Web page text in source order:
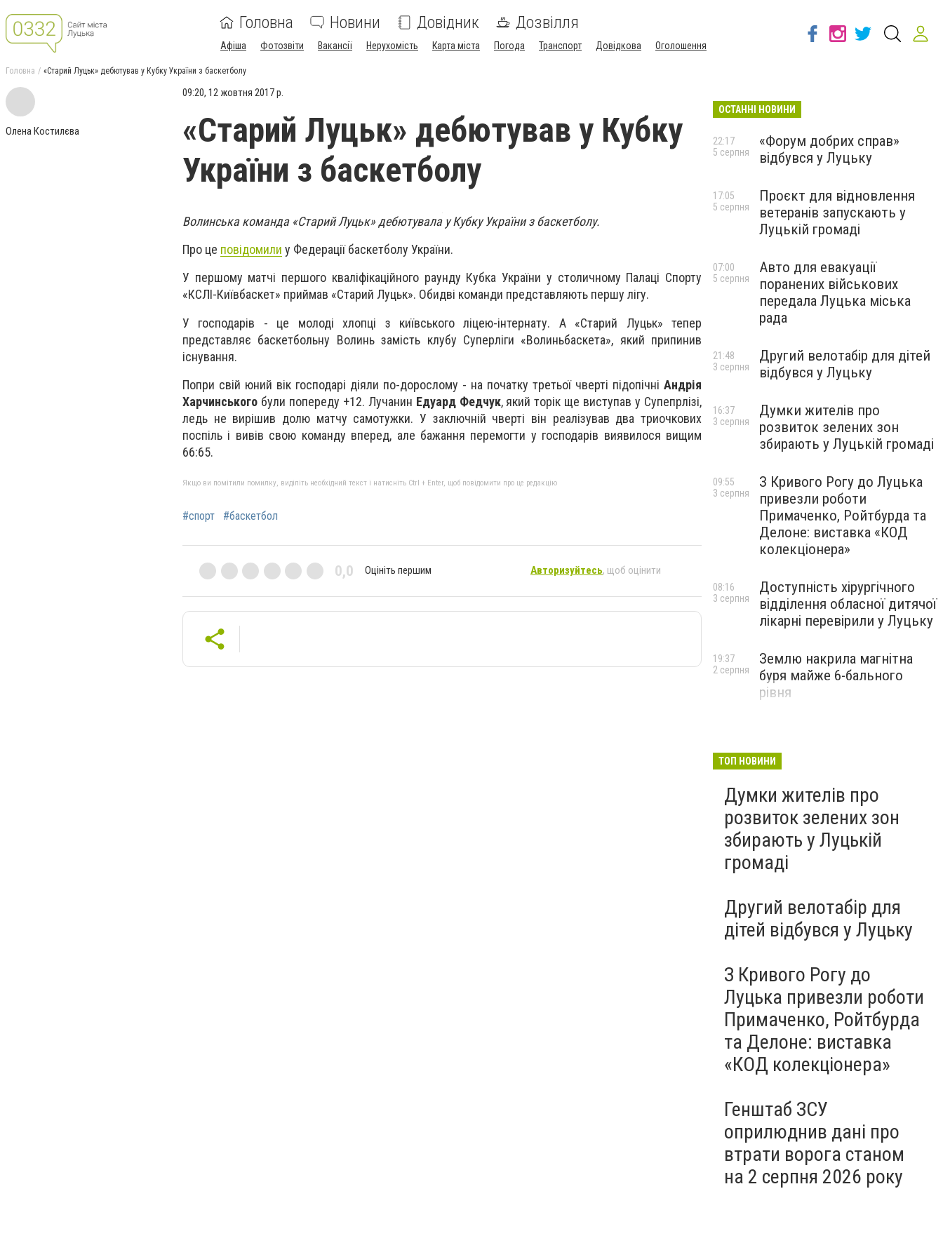
Головна Новини Довідник Дозвілля
Афіша Фотозвіти Вакансії Нерухомість Карта міста Погода Транспорт Довідкова Оголошення
Головна «Старий Луцьк» дебютував у Кубку України з баскетболу
Олена Костилєва
09:20, 12 жовтня 2017 р.
«Старий Луцьк» дебютував у Кубку
України з баскетболу
Волинська команда «Старий Луцьк» дебютувала у Кубку України з баскетболу.
Про це повідомили у Федерації баскетболу України.
У першому матчі першого кваліфікаційного раунду Кубка України у столичному Палаці Спорту
«КСЛІ-Київбаскет» приймав «Старий Луцьк». Обидві команди представляють першу лігу.
У господарів - це молоді хлопці з київського ліцею-інтернату. А «Старий Луцьк» тепер
представляє баскетбольну Волинь замість клубу Суперліги «Волиньбаскета», який припинив
існування.
Попри свій юний вік господарі діяли по-дорослому - на початку третьої чверті підопічні Андрія
Харчинського були попереду +12. Лучанин Едуард Федчук, який торік ще виступав у Супепрлізі,
ледь не вирішив долю матчу самотужки. У заключній чверті він реалізував два триочкових
поспіль і вивів свою команду вперед, але бажання перемогти у господарів виявилося вищим
66:65.
Якщо ви помітили помилку, виділіть необхідний текст і натисніть Ctrl + Enter, щоб повідомити про це редакцію
#спорт #баскетбол
0,0 Оцініть першим Авторизуйтесь, щоб оцінити
ОСТАННІ НОВИНИ
«Форум добрих справ»
відбувся у Луцьку
22:17
5 серпня
Проєкт для відновлення
ветеранів запускають у
Луцькій громаді
17:05
5 серпня
Авто для евакуації
поранених військових
передала Луцька міська
рада
07:00
5 серпня
Другий велотабір для дітей
відбувся у Луцьку
21:48
3 серпня
Думки жителів про
розвиток зелених зон
збирають у Луцькій громаді
16:37
3 серпня
З Кривого Рогу до Луцька
привезли роботи
Примаченко, Ройтбурда та
Делоне: виставка «КОД
колекціонера»
09:55
3 серпня
Доступність хірургічного
відділення обласної дитячої
лікарні перевірили у Луцьку
08:16
3 серпня
Землю накрила магнітна
буря майже 6-бального
рівня
19:37
2 серпня
ТОП НОВИНИ
Думки жителів про
розвиток зелених зон
збирають у Луцькій
громаді
Другий велотабір для
дітей відбувся у Луцьку
З Кривого Рогу до
Луцька привезли роботи
Примаченко, Ройтбурда
та Делоне: виставка
«КОД колекціонера»
Генштаб ЗСУ
оприлюднив дані про
втрати ворога станом
на 2 серпня 2026 року